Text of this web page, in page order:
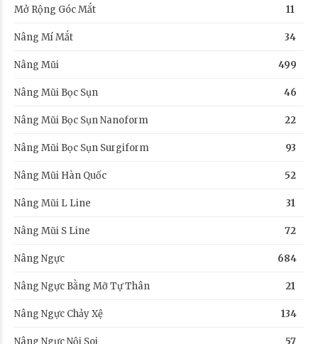
Mở Rộng Góc Mắt 11
Nâng Mí Mắt 34
Nâng Mũi 499
Nâng Mũi Bọc Sụn 46
Nâng Mũi Bọc Sụn Nanoform 22
Nâng Mũi Bọc Sụn Surgiform 93
Nâng Mũi Hàn Quốc 52
Nâng Mũi L Line 31
Nâng Mũi S Line 72
Nâng Ngực 684
Nâng Ngực Bằng Mỡ Tự Thân 21
Nâng Ngực Chảy Xệ 134
Nâng Ngực Nội Soi 57